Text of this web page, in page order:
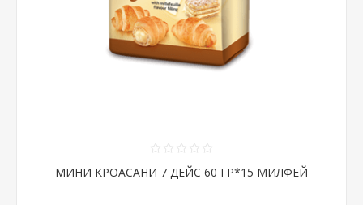
МИНИ КРОАСАНИ 7 ДЕЙС 60 ГР*15 МИЛФЕЙ